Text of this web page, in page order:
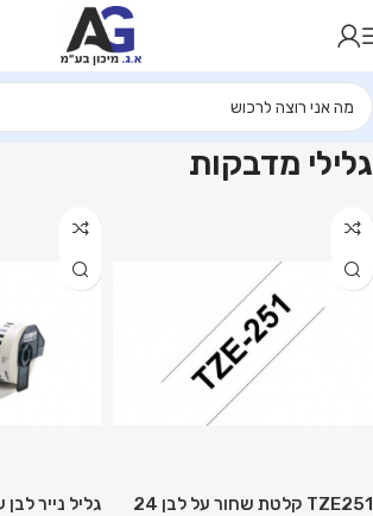
עמוד הבית פתרונות קמעונאות גלילי מדבקות
גלילי מדבקות
TZE251 קלטת שחור על לבן 24